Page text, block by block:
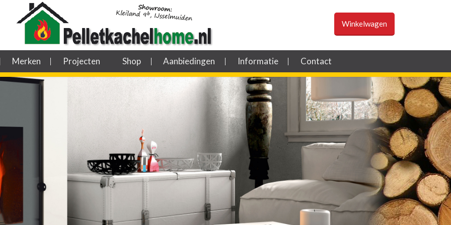
Winkelwagen
Merken Projecten Shop Aanbiedingen Informatie Contact